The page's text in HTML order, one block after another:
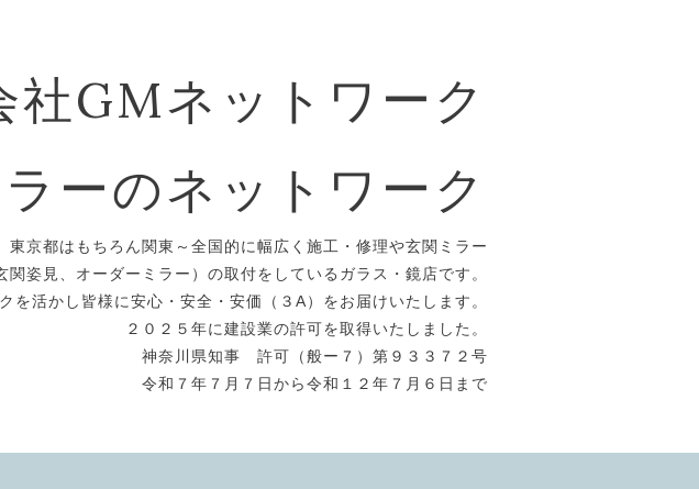
社GMネットワーク
ーのネットワーク
京都はもちろん関東～全国的に幅広く施工・修理や玄関ミラー
関姿見、オーダーミラー）の取付をしているガラス・鏡店です。
を活かし皆様に安心・安全・安価（３A）をお届けいたします。
２０２５年に建設業の許可を取得いたしました。
神奈川県知事 許可（般ー７）第９３３７２号
令和７年７月７日から令和１２年７月６日まで